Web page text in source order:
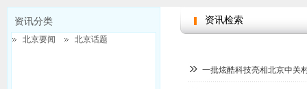
一批炫酷科技亮相北京中关
资讯检索
资讯分类
北京要闻 北京话题